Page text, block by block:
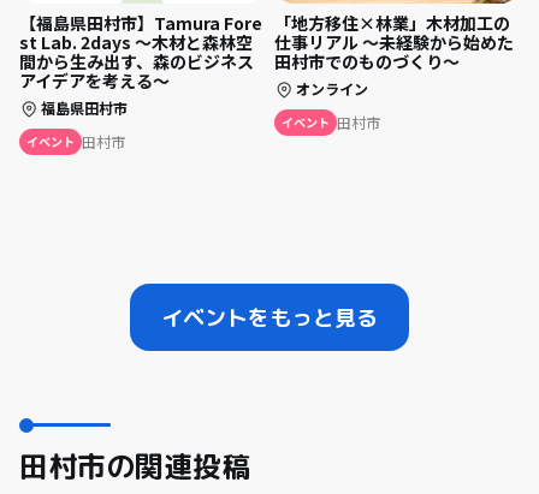
【福島県田村市】Tamura Fore
st Lab. 2days 〜木材と森林空
間から生み出す、森のビジネス
アイデアを考える〜
福島県田村市
イベント 田村市
「地方移住×林業」木材加工の
仕事リアル 〜未経験から始めた
田村市でのものづくり〜
オンライン
イベント 田村市
イベントをもっと見る
田村市の関連投稿